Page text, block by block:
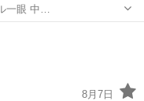
一眼 中…
8月7日